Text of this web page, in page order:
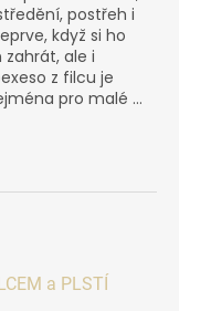
postřeh i
když si ho
ale i
z filcu je
pro malé ...
a PLSTÍ